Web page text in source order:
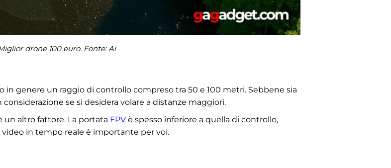
drone 100 euro. Fonte: Ai
in genere un raggio di controllo compreso tra 50 e 100 metri. Sebbene sia
se si desidera volare a distanze maggiori.
un altro fattore. La portata FPV è spesso inferiore a quella di controllo,
in tempo reale è importante per voi.